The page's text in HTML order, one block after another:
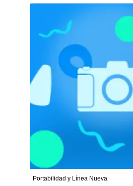
Portabilidad y Línea Nueva